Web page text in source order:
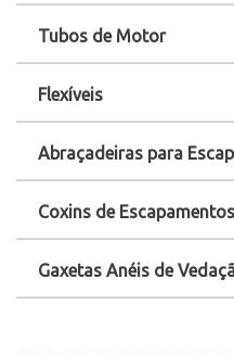
Tubos de Motor
Flexíveis
Abraçadeiras para
Coxins de Escapamentos
Gaxetas Anéis de